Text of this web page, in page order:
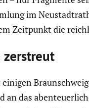
im
Zeitpunkt die
zerstreut
an das